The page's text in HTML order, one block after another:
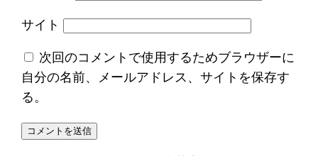
サイト
次回のコメントで使用するためブラウザーに
自分の名前、メールアドレス、サイトを保存す
る。